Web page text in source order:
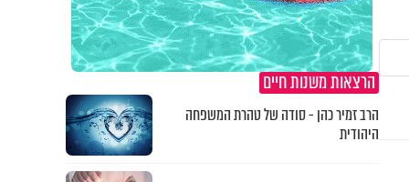
הרצאות משנות חיים
הרב זמיר כהן - סודה של טהרת המשפחה
היהודית